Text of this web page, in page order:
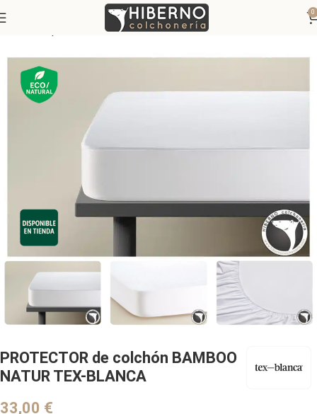
0
Ropa de Cama Protectores de colchón
PROTECTOR de colchón BAMBOO
NATUR TEX-BLANCA
€